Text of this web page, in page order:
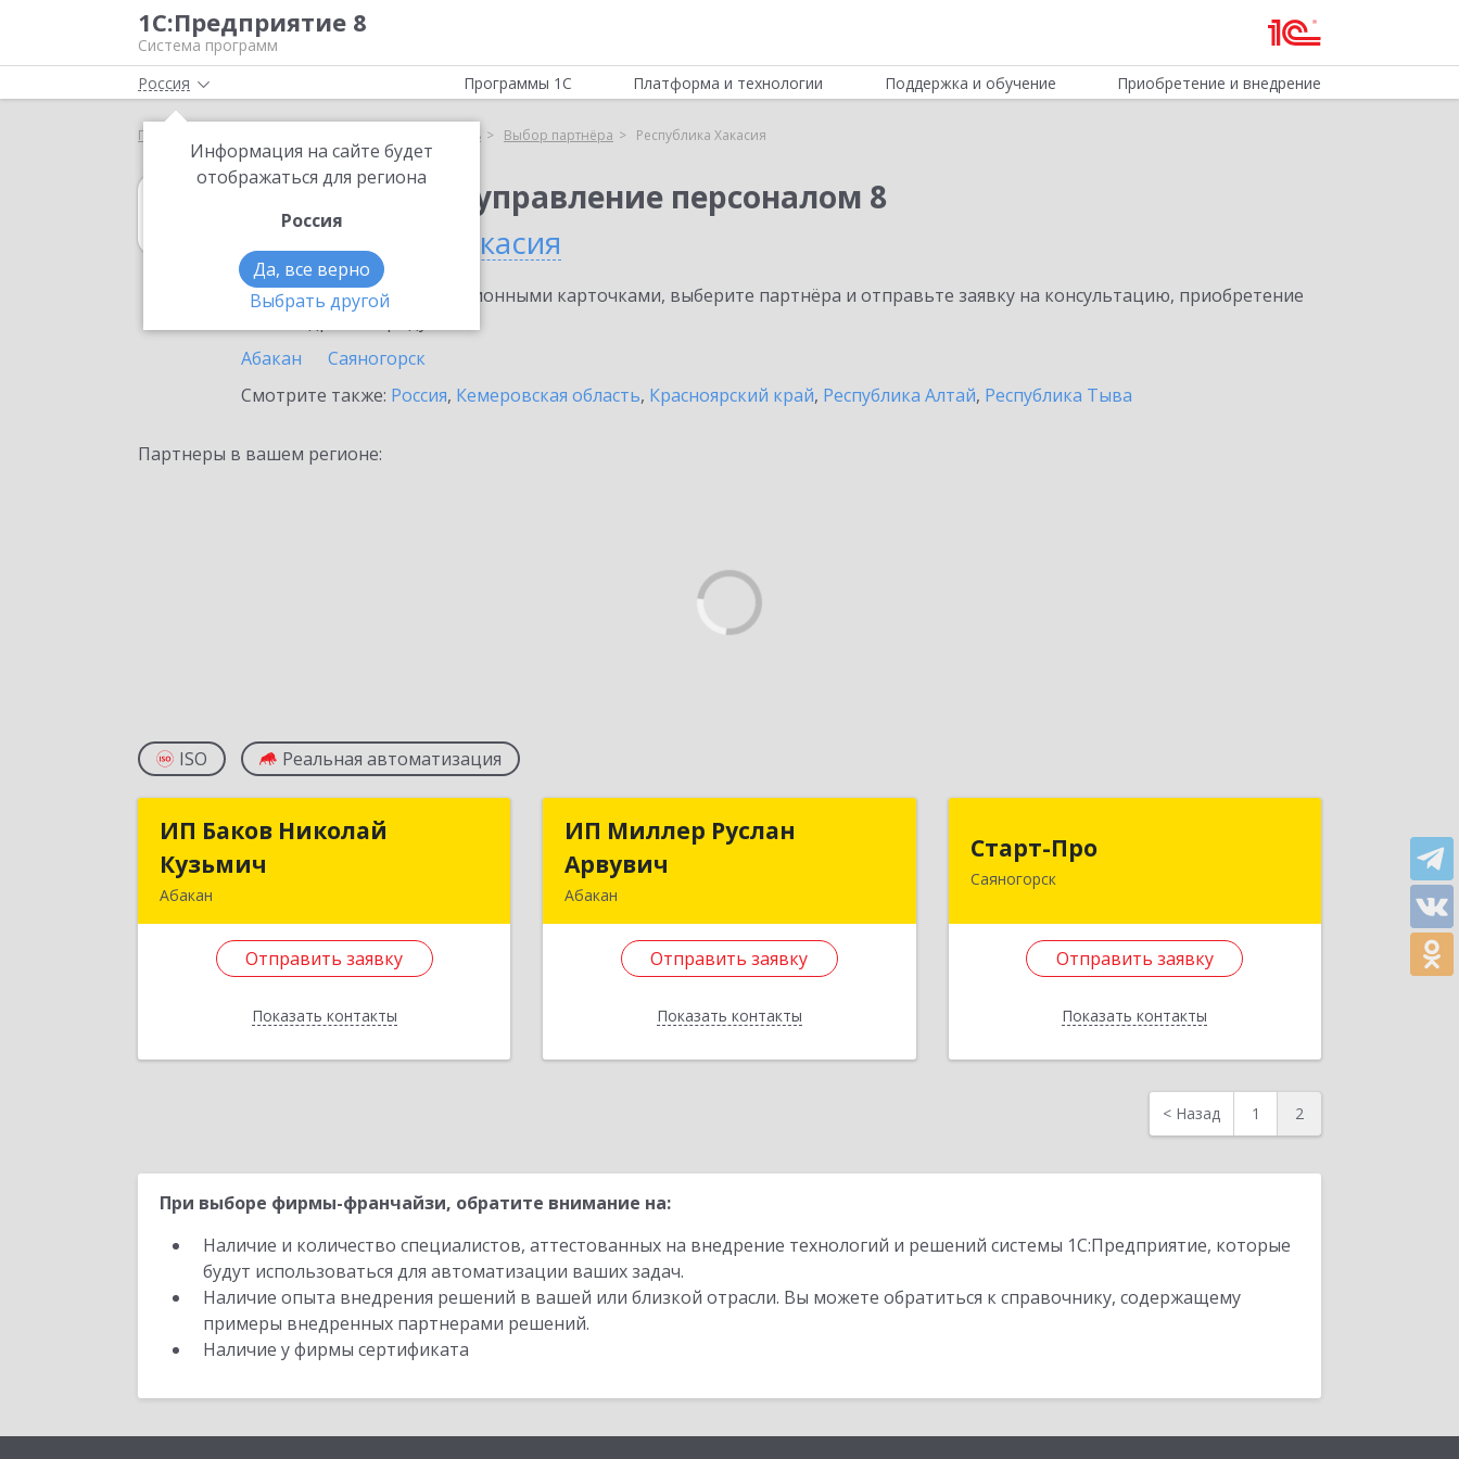
1С:Предприятие 8
Система программ
Россия
Информация на сайте будет
отображаться для региона
Россия
Да, все верно
Выбрать другой
Программы 1С Платформа и технологии Поддержка и обучение Приобретение и внедрение
Главная 1С:Зарплата и управление персоналом 8 Выбор партнёра Республика Хакасия
1С:Зарплата и управление персоналом 8
в Республике Хакасия
Ознакомьтесь с информационными карточками, выберите партнёра и отправьте заявку на консультацию, приобретение
Абакан
Саяногорск
Смотрите также: Россия, Кемеровская область, Красноярский край, Республика Алтай, Республика Тыва
Партнеры в вашем регионе:
ISO Реальная автоматизация
ИП Баков Николай
Кузьмич
Абакан
Отправить заявку
Показать контакты
ИП Баков Николай
Кирова ул, дом № 97, кв.79
ИП Миллер Руслан
Арвувич
Абакан
Отправить заявку
Показать контакты
ИП Миллер Руслан
Крылова ул, дом № 90, кв.44
Старт-Про
Саяногорск
Отправить заявку
Показать контакты
655619, Хакасия Респ, Саяногорск г,
Подробнее
Отправить заявку
Назад
< Назад 1 2
При выборе фирмы-франчайзи, обратите внимание на:
Наличие и количество специалистов, аттестованных на внедрение технологий и решений системы 1С:Предприятие, которые
будут использоваться для автоматизации ваших задач.
Наличие опыта внедрения решений в вашей или близкой отрасли. Вы можете обратиться к справочнику, содержащему
примеры внедренных партнерами решений.
Наличие у фирмы сертификата